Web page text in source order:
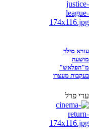
עזרא מילר
מושעה
מ"הפלאש"
בעקבות מעצרו
עדי פרל